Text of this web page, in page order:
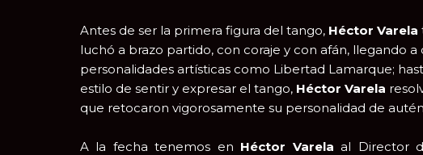
Antes de ser la primera figura del tango, Héctor Varela
luchó a brazo partido, con coraje y con afán, llegando
personalidades artísticas como Libertad Lamarque;
estilo de sentir y expresar el tango, Héctor Varela
que retocaron vigorosamente su personalidad de
A la fecha tenemos en Héctor Varelaal Director